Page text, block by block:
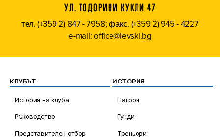
УЛ. ТОДОРИНИ КУКЛИ 47
тел. (+359 2) 847 - 7958; факс. (+359 2) 945 - 4227
e-mail: office@levski.bg
КЛУБЪТ
История на клуба
Ръководство
Представителен отбор
ИСТОРИЯ
Патрон
Гунди
Треньори